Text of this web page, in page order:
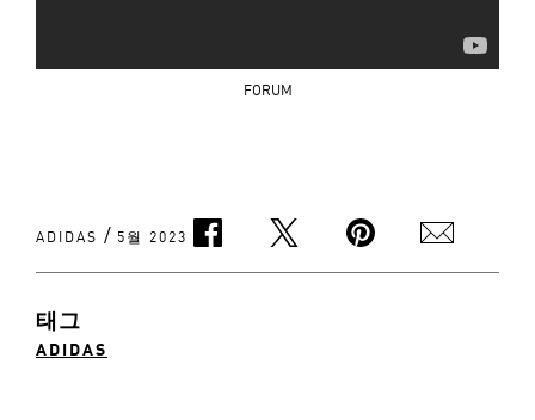
FORUM
ADIDAS / 5월 2023
태그
ADIDAS